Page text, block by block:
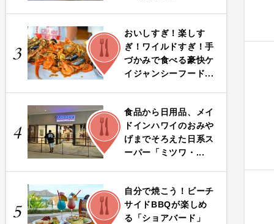
3
FOOD
おいしすぎ！楽しす
ぎ！ワイルドすぎ！手
づかみで食べる豪快ケ
イジャンシーフード...
4
FOOD
食品から日用品、メイ
ドインハワイのおみや
げまでそろえた日系ス
ーパー「ミツワ・...
5
FOOD
自分で焼こう！ビーチ
サイドBBQが楽しめ
る「ショアバード」